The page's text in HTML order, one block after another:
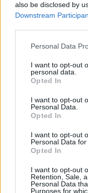
also be disclosed by
Downstream
Personal Data
I want to opt-out
personal data.
Opted In
I want to opt-out
Personal Data.
Opted In
I want to opt-out
Personal Data for
Opted In
I want to opt-out
Retention, Sale,
Personal Data
Purposes for
LESSEBO 2026-8-8 KL.
Kosta-
stor